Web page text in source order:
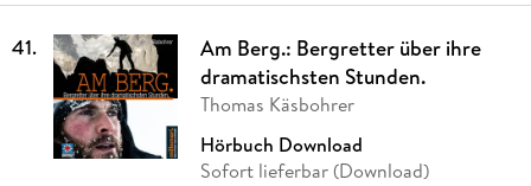
41.
Am Berg.: Bergretter über ihre
dramatischsten Stunden.
Thomas Käsbohrer
Hörbuch Download
Sofort lieferbar (Download)